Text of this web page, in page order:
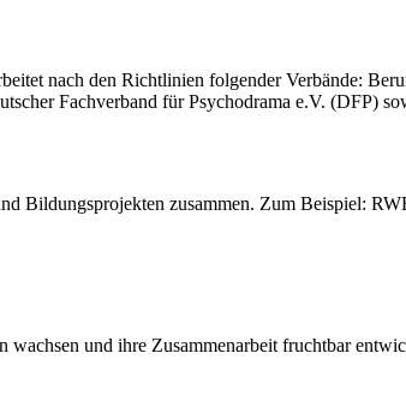
nach den Richtlinien folgender Verbände:
Fachverband für Psychodrama e.V. (DFP)
Bildungsprojekten zusammen. Zum Beispiel:
und ihre Zusammenarbeit fruchtbar